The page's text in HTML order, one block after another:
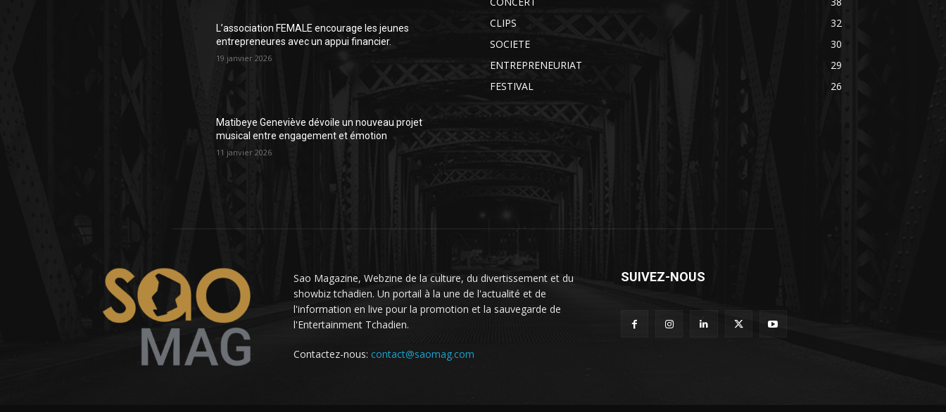
L’association FEMALE encourage les jeunes
entrepreneures avec un appui financier.
19 janvier 2026
Matibeye Geneviève dévoile un nouveau projet
musical entre engagement et émotion
11 janvier 2026
CLIPS
32
SOCIETE
30
ENTREPRENEURIAT
29
FESTIVAL
26
Sao Magazine, Webzine de la culture, du divertissement et du
showbiz tchadien. Un portail à la une de l'actualité et de
l'information en live pour la promotion et la sauvegarde de
l'Entertainment Tchadien.
Contactez-nous: contact@saomag.com
SUIVEZ-NOUS